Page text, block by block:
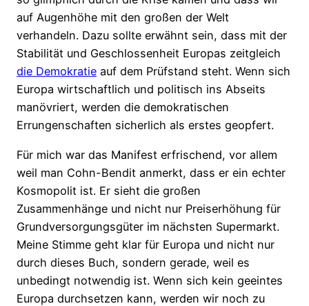
auf Augenhöhe mit den großen der Welt
verhandeln. Dazu sollte erwähnt sein, dass mit der
Stabilität und Geschlossenheit Europas zeitgleich
die Demokratie auf dem Prüfstand steht. Wenn sich
Europa wirtschaftlich und politisch ins Abseits
manövriert, werden die demokratischen
Errungenschaften sicherlich als erstes geopfert.
Für mich war das Manifest erfrischend, vor allem
weil man Cohn-Bendit anmerkt, dass er ein echter
Kosmopolit ist. Er sieht die großen
Zusammenhänge und nicht nur Preiserhöhung für
Grundversorgungsgüter im nächsten Supermarkt.
Meine Stimme geht klar für Europa und nicht nur
durch dieses Buch, sondern gerade, weil es
unbedingt notwendig ist. Wenn sich kein geeintes
Europa durchsetzen kann, werden wir noch zu